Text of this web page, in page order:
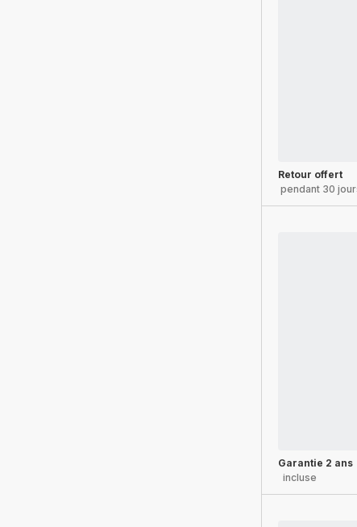
Retour offert
pendant 30
Garantie 2 ans
incluse